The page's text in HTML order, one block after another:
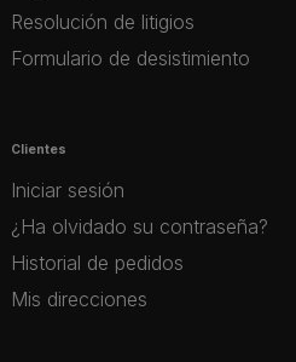
Resolución de litigios
Formulario de desistimiento
Clientes
Iniciar sesión
¿Ha olvidado su contraseña?
Historial de pedidos
Mis direcciones